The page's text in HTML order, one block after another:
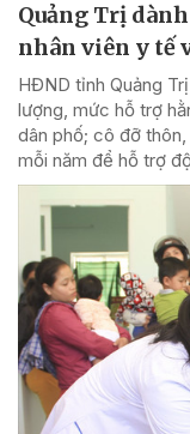
Quảng Trị
nhân viên y tế
HĐND tỉnh Quảng
lượng, mức hỗ trợ
dân phố; cô đỡ
mỗi năm để hỗ trợ